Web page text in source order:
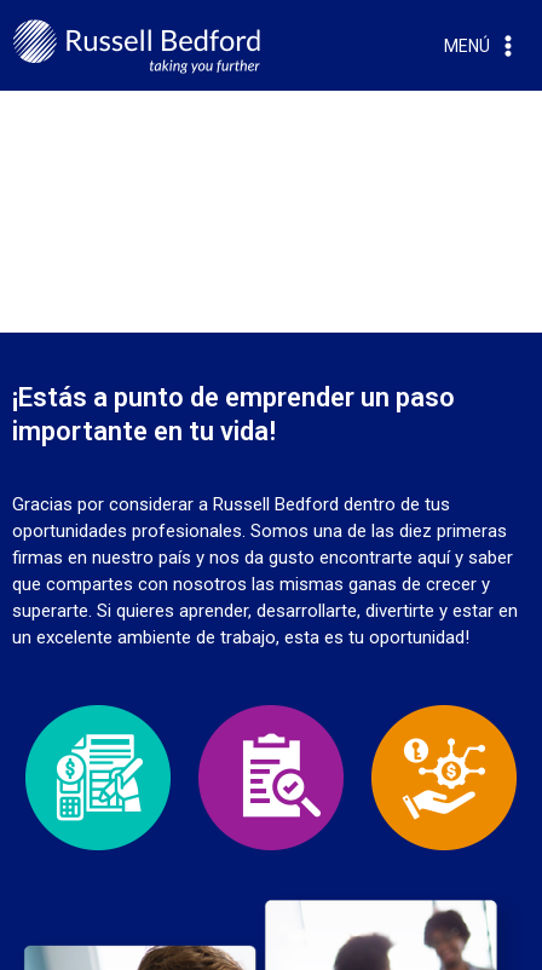
MENÚ
¡Estás a punto de emprender un paso
importante en tu vida!
Gracias por considerar a Russell Bedford dentro de tus
oportunidades profesionales. Somos una de las diez primeras
firmas en nuestro país y nos da gusto encontrarte aquí y saber
que compartes con nosotros las mismas ganas de crecer y
superarte. Si quieres aprender, desarrollarte, divertirte y estar en
un excelente ambiente de trabajo, esta es tu oportunidad!